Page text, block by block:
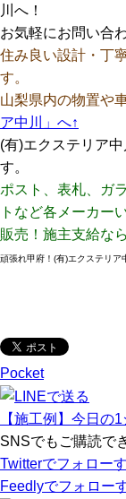
川へ！
お気軽にお問い合
住み良い設計・丁
す。
山梨県内の物置や
ア中川」へ↑
(有)エクステリア
す。
ポスト、表札、ガ
トなど各メーカー
販売！施主支給なら
頑張れ甲府！(有)エクステリア
Pocket
【施工例】今日の
SNSでもご購読で
Twitterでフォロー
Feedlyでフォロー